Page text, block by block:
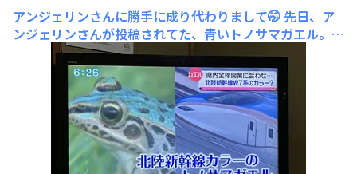
アンジェリンさんに勝手に成り代わりまして🤭 先日、ア
ンジェリンさんが投稿されてた、青いトノサマガエル。石
川動物園に寄贈されたのですが、北陸新幹線カラー🩵のト
ノサマガエルと言うことで、地元の報道番組に紹介されて
ました🎶左がBlue Tonosama frog🎶アンジェリンさんが
番組を見逃したと言うことなのでここは、同じ金沢市民と